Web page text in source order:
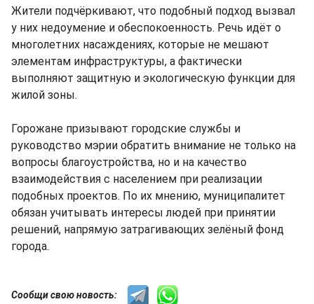
Жители подчёркивают, что подобный подход вызвал
у них недоумение и обеспокоенность. Речь идёт о
многолетних насаждениях, которые не мешают
элементам инфраструктуры, а фактически
выполняют защитную и экологическую функции для
жилой зоны.
Горожане призывают городские службы и
руководство мэрии обратить внимание не только на
вопросы благоустройства, но и на качество
взаимодействия с населением при реализации
подобных проектов. По их мнению, муниципалитет
обязан учитывать интересы людей при принятии
решений, напрямую затрагивающих зелёный фонд
города.
Сообщи свою новость: